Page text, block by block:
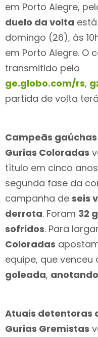
em Porto Alegre,
duelo da volta
domingo (26), às
em Porto Alegre. O
transmitido pelo
ge.globo.com/rs,
partida de volta
Campeãs gaúchas
Gurias Coloradas
título em cinco
segunda fase da
campanha de seis
derrota. Foram 32
sofridos. Para
Coloradas
equipe, que venceu
goleada, anotando
Atuais detentoras
Gurias Gremistas